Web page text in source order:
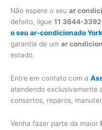
Não espere o seuar
defeito, ligue11 3644-3392
o seu ar-condicionado York
garantia de umar
estado.
Entre em contato com a
atendendo exclusivamente
consertos, reparos,
Venha fazer parte da maior